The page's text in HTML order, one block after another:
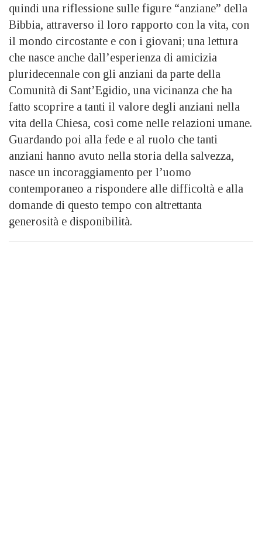
quindi una riflessione sulle figure “anziane” della
Bibbia, attraverso il loro rapporto con la vita, con
il mondo circostante e con i giovani; una lettura
che nasce anche dall’esperienza di amicizia
pluridecennale con gli anziani da parte della
Comunità di Sant’Egidio, una vicinanza che ha
fatto scoprire a tanti il valore degli anziani nella
vita della Chiesa, così come nelle relazioni umane.
Guardando poi alla fede e al ruolo che tanti
anziani hanno avuto nella storia della salvezza,
nasce un incoraggiamento per l’uomo
contemporaneo a rispondere alle difficoltà e alla
domande di questo tempo con altrettanta
generosità e disponibilità.